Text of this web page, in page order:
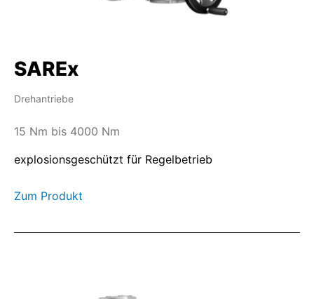
SAREx
Drehantriebe
15 Nm bis 4000 Nm
explosionsgeschützt für Regelbetrieb
Zum Produkt